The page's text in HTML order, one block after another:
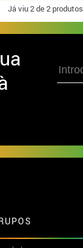
Já viu2de 2 produtos